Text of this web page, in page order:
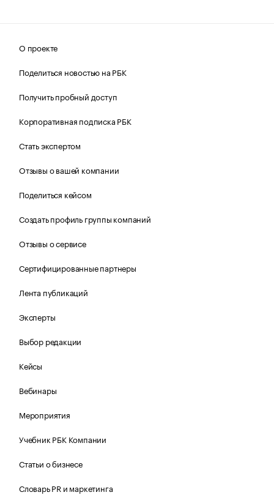
О проекте
Поделиться новостью на РБК
Получить пробный доступ
Корпоративная подписка РБК
Стать экспертом
Отзывы о вашей компании
Поделиться кейсом
Создать профиль группы компаний
Отзывы о сервисе
Сертифицированные партнеры
Лента публикаций
Эксперты
Выбор редакции
Кейсы
Вебинары
Мероприятия
Учебник РБК Компании
Статьи о бизнесе
Словарь PR и маркетинга